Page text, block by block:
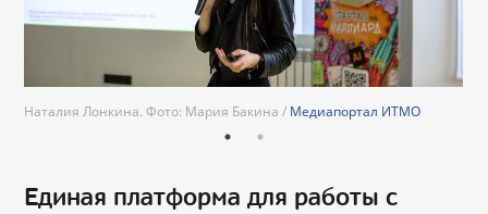
Наталия Лонкина. Фото: Мария Бакина / Медиапортал ИТМО
Единая платформа для работы с